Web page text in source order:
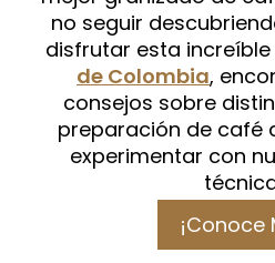
no seguir
disfrutar esta increíble
de Colombia,
consejos sobre
preparación de café
experimentar con
¡Conoce